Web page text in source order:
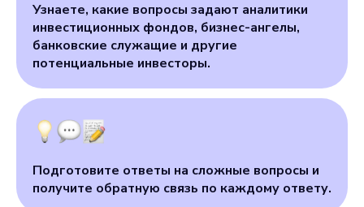
Узнаете, какие вопросы задают аналитики
инвестиционных фондов, бизнес-ангелы,
банковские служащие и другие
потенциальные инвесторы.
Подготовите ответы на сложные вопросы и
получите обратную связь по каждому ответу.